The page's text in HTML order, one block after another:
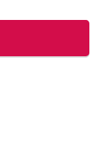
の他の記事を読む